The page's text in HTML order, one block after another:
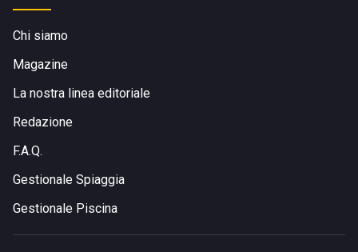
In treno:
con la linea bus 10 (circa 30 minuti).
L’aeroporto più vicino:
Chi siamo
Magazine
La nostra linea editoriale
Redazione
F.A.Q.
Gestionale Spiaggia
Gestionale Piscina